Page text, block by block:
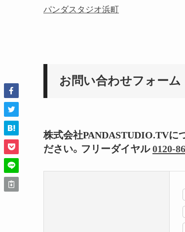
パンダスタジオ浜町
お問い合わせフォーム
株式会社PANDASTUDIO.TVに
ださい。フリーダイヤル0120-